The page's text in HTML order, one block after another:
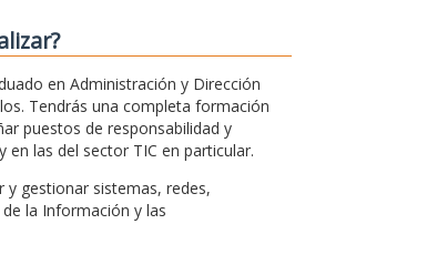
en Administración y Dirección
Tendrás una completa formación
puestos de responsabilidad y
las del sector TIC en particular.
y gestionar sistemas, redes,
la Información y las